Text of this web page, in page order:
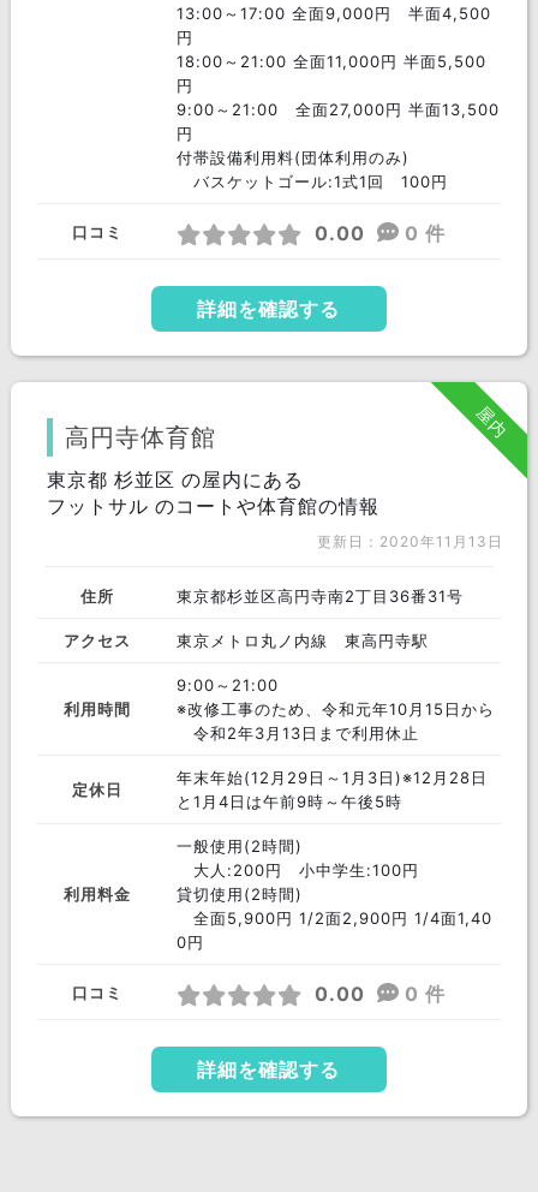
13:00～17:00 全面9,000円 半面4,500
円
18:00～21:00 全面11,000円 半面5,500
円
9:00～21:00 全面27,000円 半面13,500
円
付帯設備利用料(団体利用のみ)
バスケットゴール:1式1回 100円
口コミ 0.00 0 件
詳細を確認する
屋内
高円寺体育館
東京都 杉並区 の屋内にある
フットサル のコートや体育館の情報
更新日：2020年11月13日
住所 東京都杉並区高円寺南2丁目36番31号
アクセス 東京メトロ丸ノ内線 東高円寺駅
利用時間
9:00～21:00
※改修工事のため、令和元年10月15日から
令和2年3月13日まで利用休止
定休日
年末年始(12月29日～1月3日)※12月28日
と1月4日は午前9時～午後5時
利用料金
一般使用(2時間)
大人:200円 小中学生:100円
貸切使用(2時間)
全面5,900円 1/2面2,900円 1/4面1,40
0円
口コミ 0.00 0 件
詳細を確認する